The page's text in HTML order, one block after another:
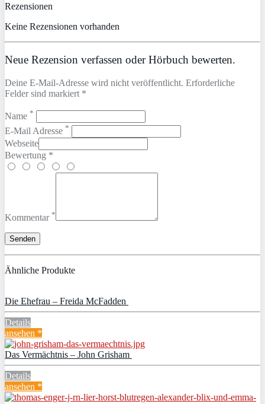
Rezensionen
Keine Rezensionen vorhanden
Neue Rezension verfassen oder Hörbuch bewerten.
Deine E-Mail-Adresse wird nicht veröffentlicht. Erforderliche
Felder sind markiert *
Name *
E-Mail Adresse *
Webseite
Bewertung *
Kommentar *
Ähnliche Produkte
Die Ehefrau – Freida McFadden
Details
ansehen *
Das Vermächtnis – John Grisham
Details
ansehen *